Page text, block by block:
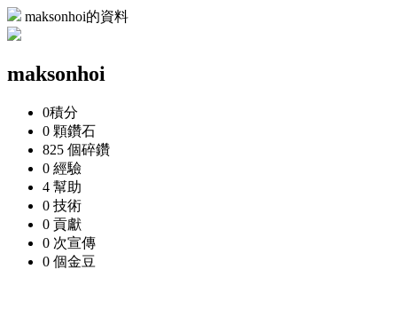
maksonhoi的資料
maksonhoi
0積分
0 顆鑽石
825 個碎鑽
0 經驗
4 幫助
0 技術
0 貢獻
0 次宣傳
0 個金豆